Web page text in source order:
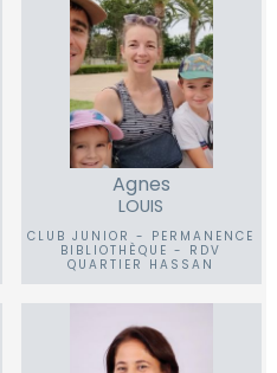
Agnes
LOUIS
CLUB JUNIOR - PERMANENCE
BIBLIOTHÈQUE - RDV
QUARTIER HASSAN